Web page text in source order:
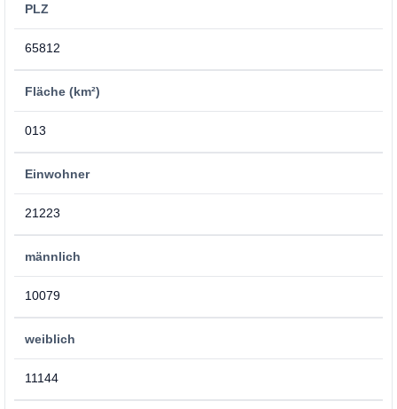
PLZ
65812
Fläche (km²)
013
Einwohner
21223
männlich
10079
weiblich
11144